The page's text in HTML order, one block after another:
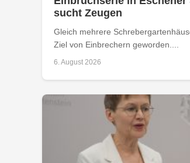
sucht Zeugen
Gleich mehrere
Ziel von Einbrechern geworden....
6. August 2026